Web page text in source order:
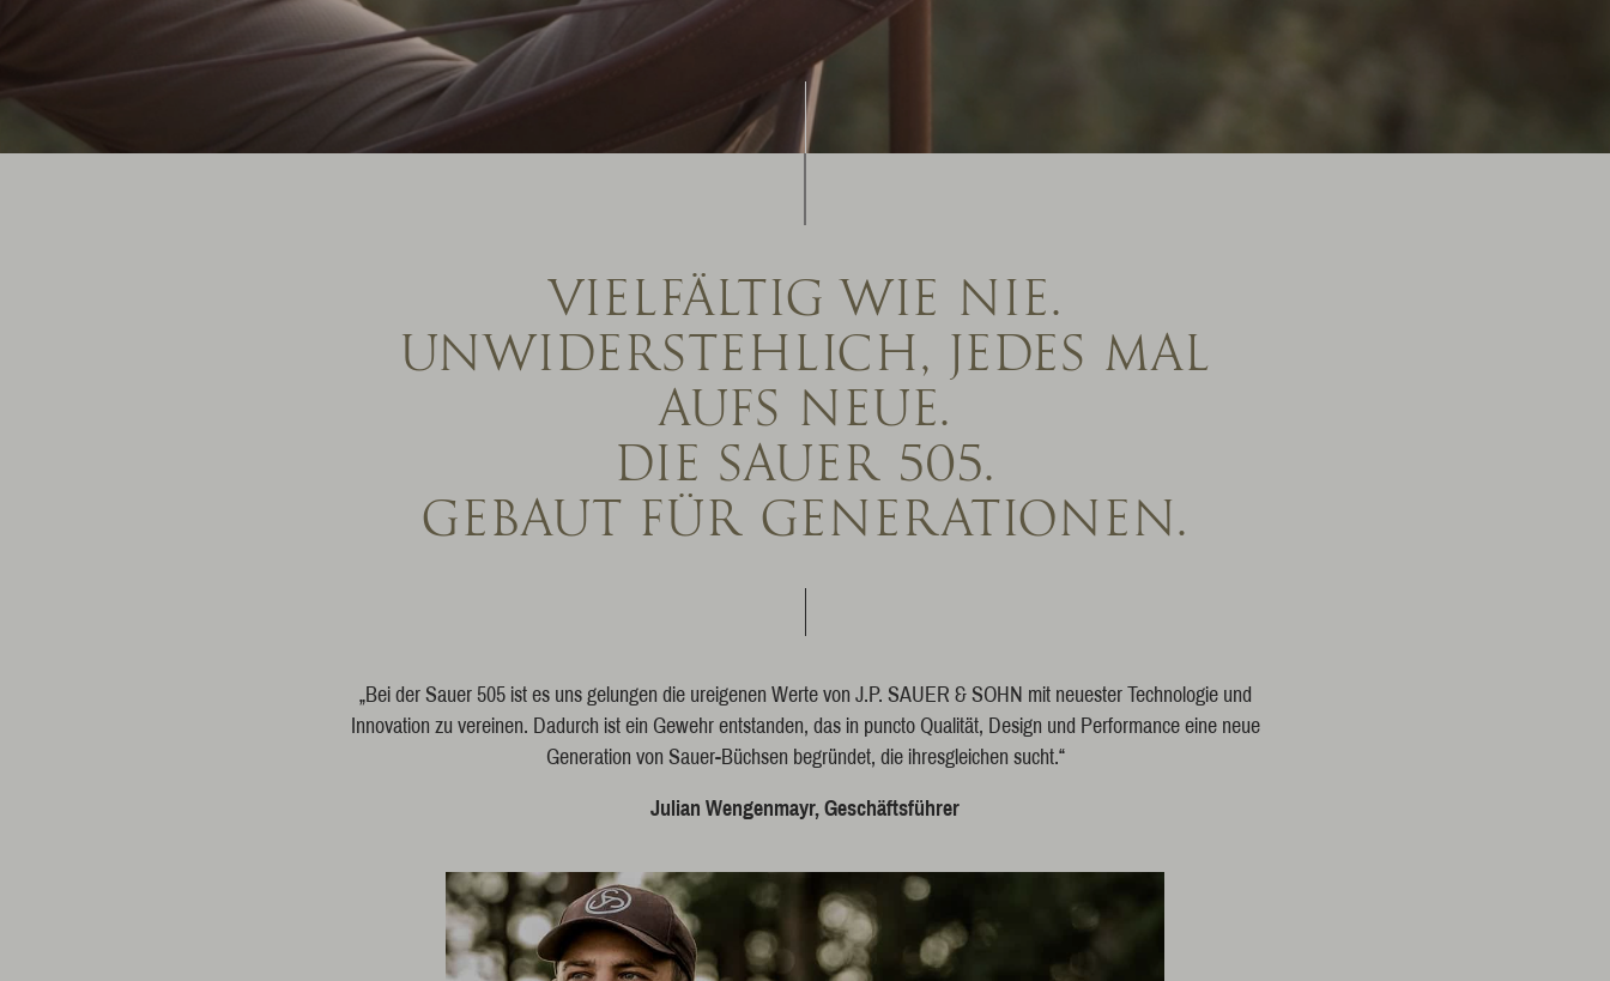
VIELFÄLTIG WIE NIE.
UNWIDERSTEHLICH, JEDES MAL
AUFS NEUE.
DIE SAUER 505.
GEBAUT FÜR GENERATIONEN.
„Bei der Sauer 505 ist es uns gelungen die ureigenen Werte von J.P. SAUER & SOHN mit neuester Technologie und
Innovation zu vereinen. Dadurch ist ein Gewehr entstanden, das in puncto Qualität, Design und Performance eine neue
Generation von Sauer-Büchsen begründet, die ihresgleichen sucht.“
Julian Wengenmayr, Geschäftsführer